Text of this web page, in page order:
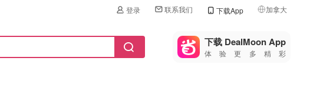
登录 联系我们 下载App 加拿大
🇺🇸
美国
🇨🇳中国
下载 DealMoon App
体验更多精彩